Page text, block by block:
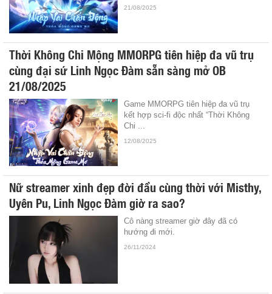
21/08/2025
Thời Không Chi Mộng MMORPG tiên hiệp đa vũ trụ
cùng đại sứ Linh Ngọc Đàm sẵn sàng mở OB
21/08/2025
Game MMORPG tiên hiệp đa vũ trụ
kết hợp sci-fi độc nhất “Thời Không
Chi ...
12/08/2025
Nữ streamer xinh đẹp đời đầu cùng thời với Misthy,
Uyên Pu, Linh Ngọc Đàm giờ ra sao?
Cô nàng streamer giờ đây đã có
hướng đi mới.
26/11/2024